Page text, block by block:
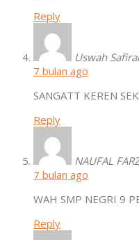
Reply
Uswah
7 bulan ago
SANGATT KEREN
Reply
NAUFAL
7 bulan ago
WAH SMP NEGRI 9
Reply